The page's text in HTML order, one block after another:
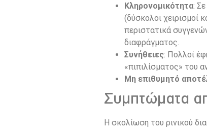
Κληρονομικότητα:
(δύσκολοι χειρισμοί
περιστατικά
διαφράγματος.
Συνήθειες: Πολλοί
«πιπιλίσματος» του
Μη επιθυμητό
Συμπτώματα
Η σκολίωση του ρινικού